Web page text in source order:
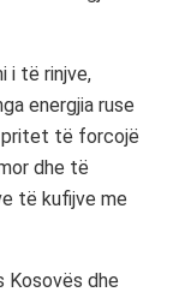
i të rinjve,
energjia ruse
pritet të forcojë
dhe të
të kufijve me
Kosovës dhe